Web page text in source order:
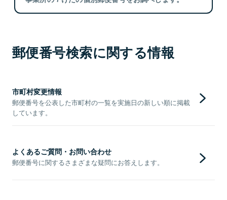
郵便番号検索に関する情報
市町村変更情報
郵便番号を公表した市町村の一覧を実施日の新しい順に掲載
しています。
よくあるご質問・お問い合わせ
郵便番号に関するさまざまな疑問にお答えします。